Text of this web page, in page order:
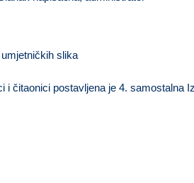
i čitaonici postavljena je 4. samostalna